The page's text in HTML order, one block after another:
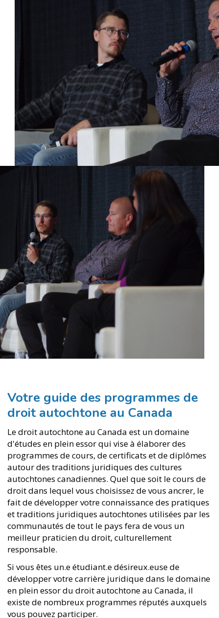
Votre guide des programmes de
droit autochtone au Canada
Le droit autochtone au Canada est un domaine
d'études en plein essor qui vise à élaborer des
programmes de cours, de certificats et de diplômes
autour des traditions juridiques des cultures
autochtones canadiennes. Quel que soit le cours de
droit dans lequel vous choisissez de vous ancrer, le
fait de développer votre connaissance des pratiques
et traditions juridiques autochtones utilisées par les
communautés de tout le pays fera de vous un
meilleur praticien du droit, culturellement
responsable.
Si vous êtes un.e étudiant.e désireux.euse de
développer votre carrière juridique dans le domaine
en plein essor du droit autochtone au Canada, il
existe de nombreux programmes réputés auxquels
vous pouvez participer.